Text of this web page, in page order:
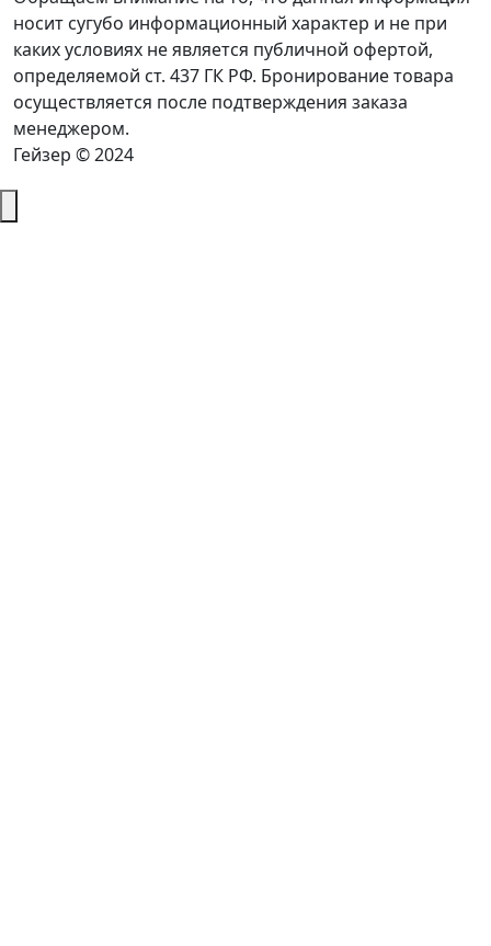
носит сугубо информационный характер и не при
каких условиях не является публичной офертой,
определяемой ст. 437 ГК РФ. Бронирование товара
осуществляется после подтверждения заказа
менеджером.
Гейзер © 2024